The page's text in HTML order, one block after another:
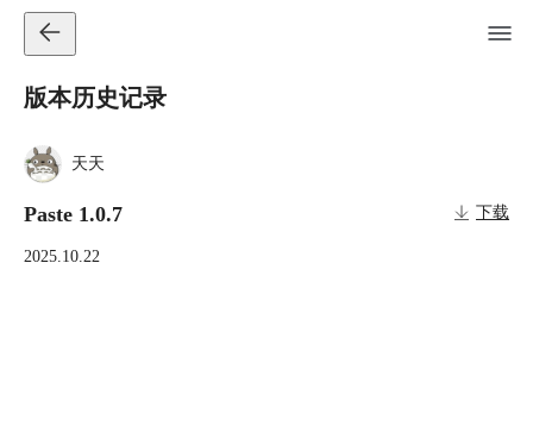
版本历史记录
天天
Paste 1.0.7 下载
2025.10.22